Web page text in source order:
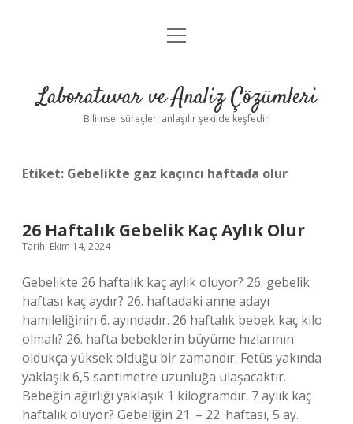
Anasayfa
Yasal Uyarı
menüyü
Laboratuvar ve Analiz Çözümleri
Bilimsel süreçleri anlaşılır şekilde keşfedin
Etiket: Gebelikte gaz kaçıncı haftada olur
26 Haftalık Gebelik Kaç Aylık Olur
Tarih: Ekim 14, 2024
Gebelikte 26 haftalık kaç aylık oluyor? 26. gebelik
haftası kaç aydır? 26. haftadaki anne adayı
hamileliğinin 6. ayındadır. 26 haftalık bebek kaç kilo
olmalı? 26. hafta bebeklerin büyüme hızlarının
oldukça yüksek olduğu bir zamandır. Fetüs yakında
yaklaşık 6,5 santimetre uzunluğa ulaşacaktır.
Bebeğin ağırlığı yaklaşık 1 kilogramdır. 7 aylık kaç
haftalık oluyor? Gebeliğin 21. – 22. haftası, 5 ay.